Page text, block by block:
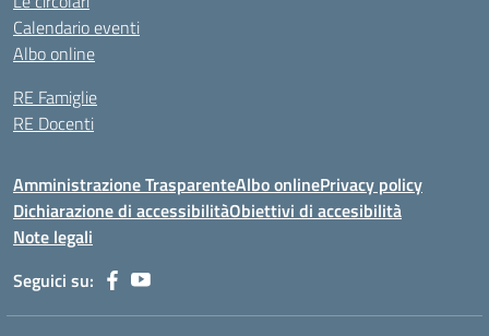
Calendario eventi
Albo online
RE Famiglie
RE Docenti
Amministrazione TrasparenteAlbo onlinePrivacy policy
Dichiarazione di accessibilitàObiettivi di accesibilità
Note legali
Seguici su: